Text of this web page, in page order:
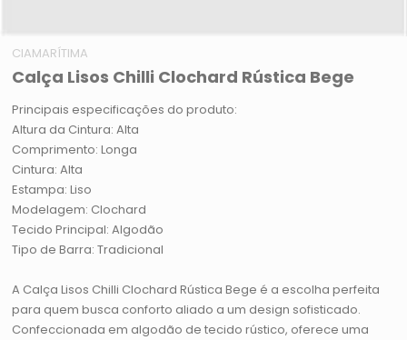
CIAMARÍTIMA
Calça Lisos Chilli Clochard Rústica Bege
Principais especificações do produto:
Altura da Cintura: Alta
Comprimento: Longa
Cintura: Alta
Estampa: Liso
Modelagem: Clochard
Tecido Principal: Algodão
Tipo de Barra: Tradicional
A Calça Lisos Chilli Clochard Rústica Bege é a escolha perfeita
para quem busca conforto aliado a um design sofisticado.
Confeccionada em algodão de tecido rústico, oferece uma